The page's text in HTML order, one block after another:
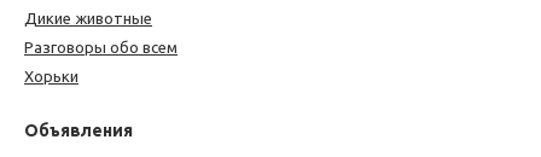
Дикие животные
Разговоры обо всем
Хорьки
Объявления